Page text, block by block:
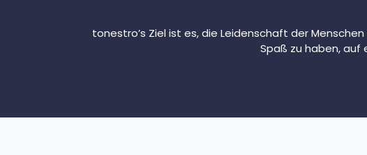
tonestro’s Ziel ist es, die Leidenschaft der
Spaß zu haben, auf